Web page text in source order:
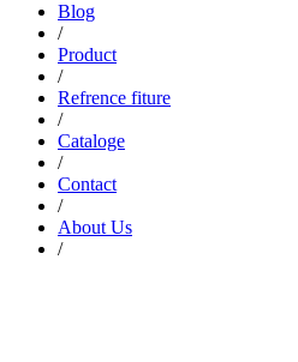
Blog
/
Product
/
Refrence fiture
/
Cataloge
/
Contact
/
About Us
/